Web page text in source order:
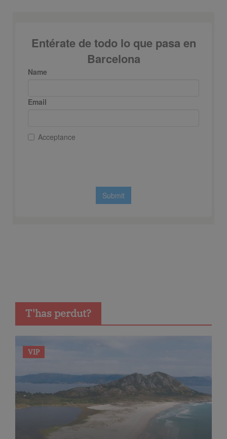
T'has perdut?
VIP